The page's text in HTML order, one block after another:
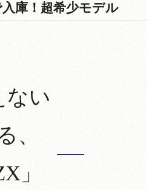
庫！超希少モデル
ない
、
」